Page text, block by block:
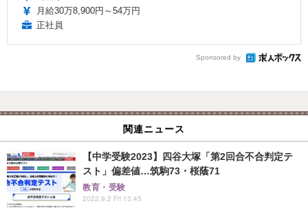
月給30万8,900円～54万円
正社員
Sponsored by
関連ニュース
【中学受験2023】四谷大塚「第2回合不合判定テ
スト」偏差値…筑駒73・桜蔭71
教育・受験
2022.9.2 Fri 13:45